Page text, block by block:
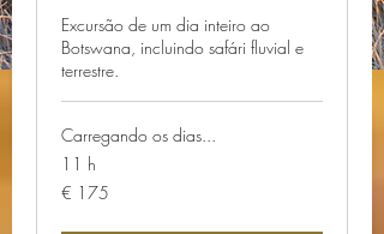
Excursão de um dia inteiro ao
Botswana, incluindo safári fluvial e
terrestre.
Carregando os dias...
11 h
175
Euros
€ 175